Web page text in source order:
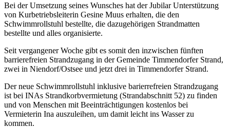
Bei der Umsetzung seines Wunsches hat der Jubilar Unterstützung
von Kurbetriebsleiterin Gesine Muus erhalten, die den
Schwimmrollstuhl bestellte, die dazugehörigen Strandmatten
bestellte und alles organisierte.
Seit vergangener Woche gibt es somit den inzwischen fünften
barrierefreien Strandzugang in der Gemeinde Timmendorfer Strand,
zwei in Niendorf/Ostsee und jetzt drei in Timmendorfer Strand.
Der neue Schwimmrollstuhl inklusive barierrefreien Strandzugang
ist bei INAs Strandkorbvermietung (Strandabschnitt 52) zu finden
und von Menschen mit Beeinträchtigungen kostenlos bei
Vermieterin Ina auszuleihen, um damit leicht ins Wasser zu
kommen.